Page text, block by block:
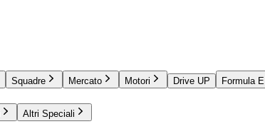
Squadre Mercato Motori Drive UP Formula E
Altri Speciali